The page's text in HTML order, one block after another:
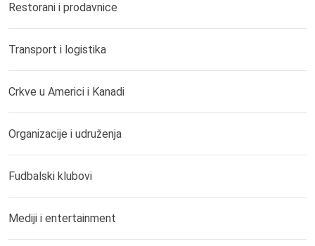
Restorani i prodavnice
Transport i logistika
Crkve u Americi i Kanadi
Organizacije i udruženja
Fudbalski klubovi
Mediji i entertainment